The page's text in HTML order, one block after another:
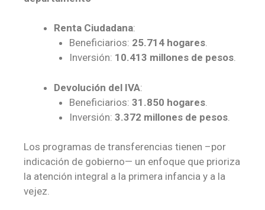
Renta Ciudadana:
Beneficiarios: 25.714 hogares.
Inversión: 10.413 millones de pesos.
Devolución del IVA:
Beneficiarios: 31.850 hogares.
Inversión: 3.372 millones de pesos.
Los programas de transferencias tienen –por
indicación de gobierno— un enfoque que prioriza
la atención integral a la primera infancia y a la
vejez.